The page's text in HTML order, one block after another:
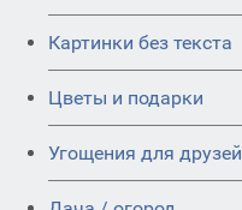
Картинки без текста
Цветы и подарки
Угощения для друзей